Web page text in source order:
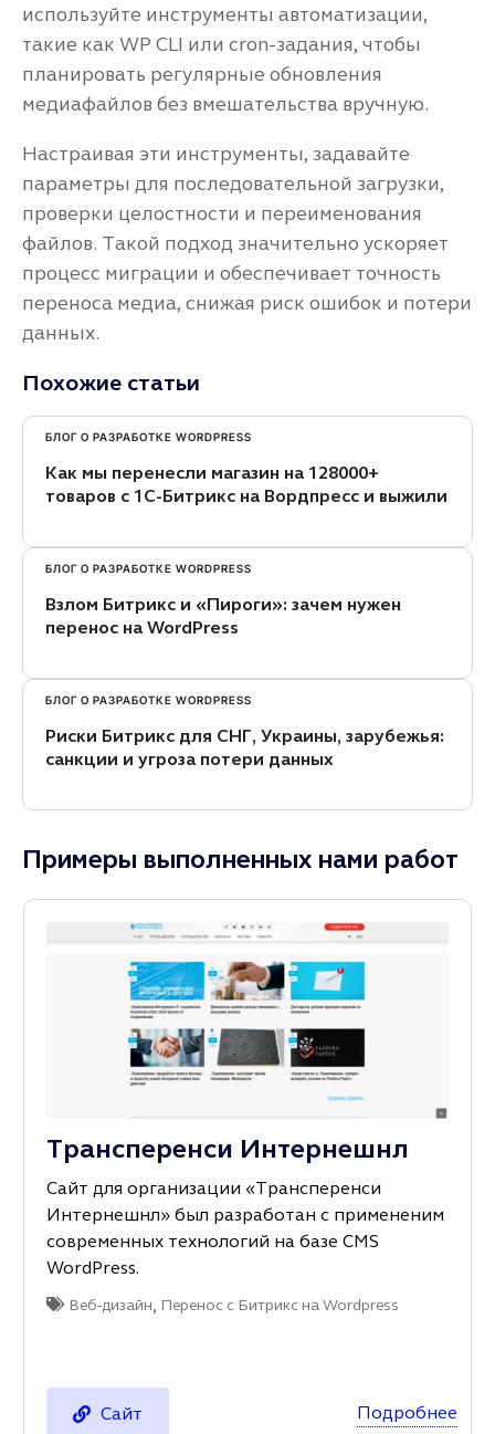
используйте инструменты автоматизации,
такие как WP CLI или cron-задания, чтобы
планировать регулярные обновления
медиафайлов без вмешательства вручную.
Настраивая эти инструменты, задавайте
параметры для последовательной загрузки,
проверки целостности и переименования
файлов. Такой подход значительно ускоряет
процесс миграции и обеспечивает точность
переноса медиа, снижая риск ошибок и потери
данных.
Похожие статьи
БЛОГ О РАЗРАБОТКЕ WORDPRESS
Как мы перенесли магазин на 128000+
товаров с 1С-Битрикс на Вордпресс и выжили
БЛОГ О РАЗРАБОТКЕ WORDPRESS
Взлом Битрикс и «Пироги»: зачем нужен
перенос на WordPress
БЛОГ О РАЗРАБОТКЕ WORDPRESS
Риски Битрикс для СНГ, Украины, зарубежья:
санкции и угроза потери данных
Примеры выполненных нами работ
Трансперенси Интернешнл
Сайт для организации «Трансперенси
Интернешнл» был разработан с примененим
современных технологий на базе CMS
WordPress.
Веб-дизайн, Перенос с Битрикс на Wordpress
Сайт Подробнее